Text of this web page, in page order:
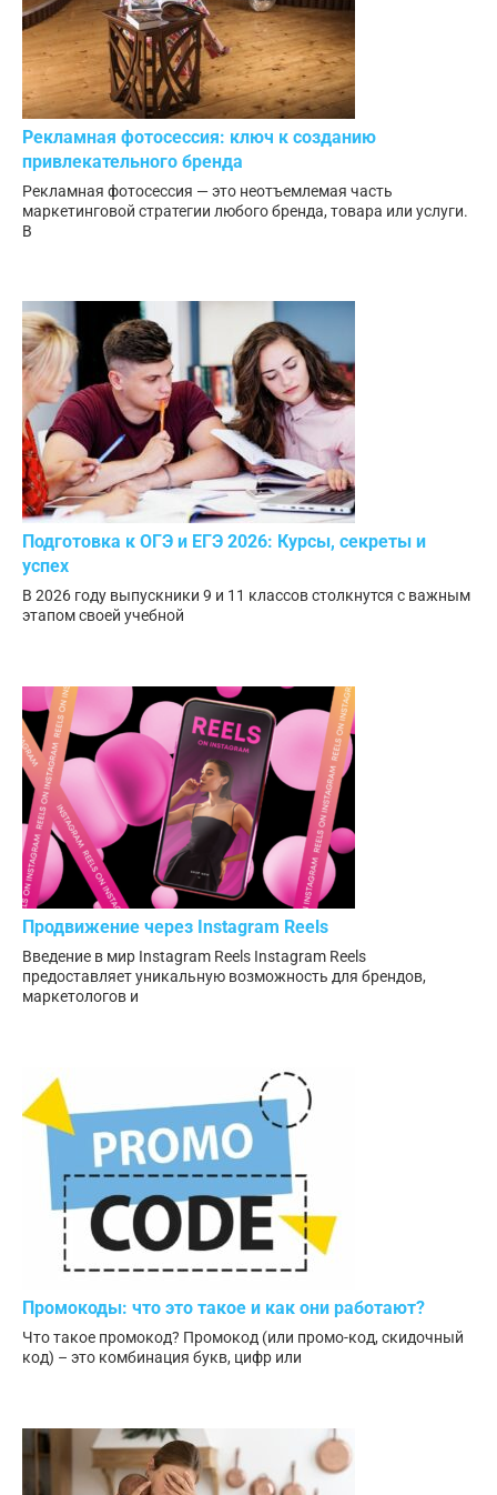
Рекламная фотосессия: ключ к созданию
привлекательного бренда
Рекламная фотосессия — это неотъемлемая часть
маркетинговой стратегии любого бренда, товара или услуги.
В
Подготовка к ОГЭ и ЕГЭ 2026: Курсы, секреты и
успех
В 2026 году выпускники 9 и 11 классов столкнутся с важным
этапом своей учебной
Продвижение через Instagram Reels
Введение в мир Instagram Reels Instagram Reels
предоставляет уникальную возможность для брендов,
маркетологов и
Промокоды: что это такое и как они работают?
Что такое промокод? Промокод (или промо-код, скидочный
код) – это комбинация букв, цифр или